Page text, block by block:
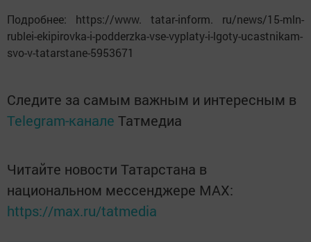
Подробнее: https://www. tatar-inform. ru/news/15-mln-
rublei-ekipirovka-i-podderzka-vse-vyplaty-i-lgoty-ucastnikam-
svo-v-tatarstane-5953671
Следите за самым важным и интересным в
Telegram-канале Татмедиа
Читайте новости Татарстана в
национальном мессенджере MАХ:
https://max.ru/tatmedia